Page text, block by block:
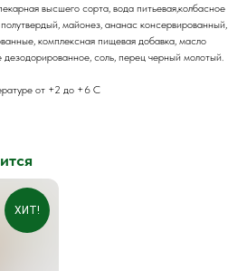
высшего сорта, вода питьевая,колбасное
майонез, ананас консервированный,
комплексная пищевая добавка, масло
соль, перец черный молотый.
от +2 до +6 С
ХИТ!